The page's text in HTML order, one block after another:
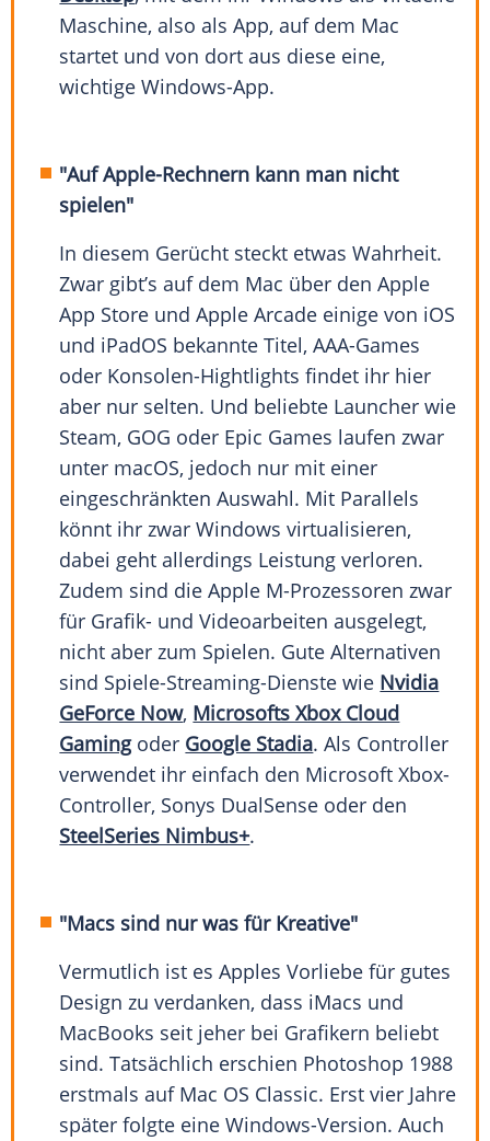
Maschine, also als App, auf dem Mac
startet und von dort aus diese eine,
wichtige Windows-App.
"Auf Apple-Rechnern kann man nicht
spielen"
In diesem Gerücht steckt etwas Wahrheit.
Zwar gibt’s auf dem Mac über den Apple
App Store und Apple Arcade einige von iOS
und iPadOS bekannte Titel, AAA-Games
oder Konsolen-Hightlights findet ihr hier
aber nur selten. Und beliebte Launcher wie
Steam, GOG oder Epic Games laufen zwar
unter macOS, jedoch nur mit einer
eingeschränkten Auswahl. Mit Parallels
könnt ihr zwar Windows virtualisieren,
dabei geht allerdings Leistung verloren.
Zudem sind die Apple M-Prozessoren zwar
für Grafik- und Videoarbeiten ausgelegt,
nicht aber zum Spielen. Gute Alternativen
sind Spiele-Streaming-Dienste wie Nvidia
GeForce Now, Microsofts Xbox Cloud
Gamingoder Google Stadia. Als Controller
verwendet ihr einfach den Microsoft Xbox-
Controller, Sonys DualSense oder den
SteelSeries Nimbus+.
"Macs sind nur was für Kreative"
Vermutlich ist es Apples Vorliebe für gutes
Design zu verdanken, dass iMacs und
MacBooks seit jeher bei Grafikern beliebt
sind. Tatsächlich erschien Photoshop 1988
erstmals auf Mac OS Classic. Erst vier Jahre
später folgte eine Windows-Version. Auch